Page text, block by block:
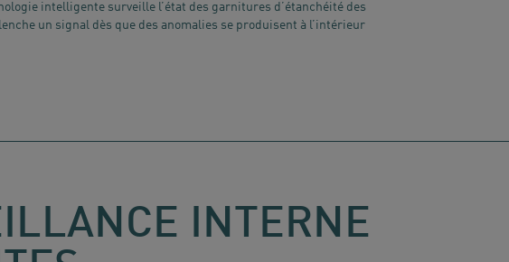
intelligente surveille l’état des garnitures d’étanchéité des
un signal dès que des anomalies se produisent à l’intérieur
INTERNE